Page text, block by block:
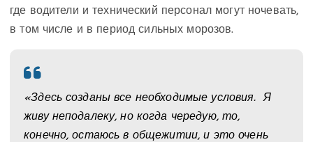
где водители и технический персонал могут ночевать,
в том числе и в период сильных морозов.
«Здесь созданы все необходимые условия. Я
живу неподалеку, но когда чередую, то,
конечно, остаюсь в общежитии, и это очень